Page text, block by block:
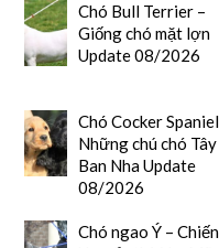
Chó Bull Terrier –
Giống chó mặt lợn
Update 08/2026
Chó Cocker
Những chú chó Tây
Ban Nha Update
08/2026
Chó ngao Ý – Chiến